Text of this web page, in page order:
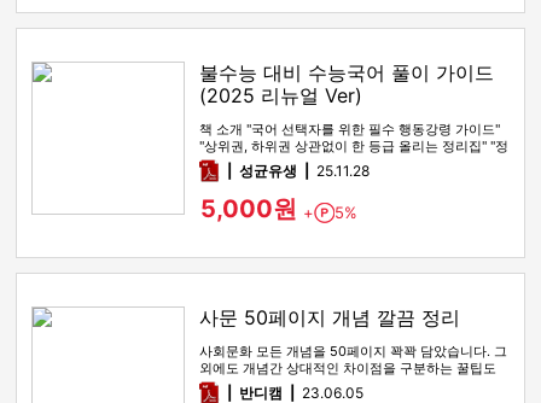
불수능 대비 수능국어 풀이 가이드
(2025 리뉴얼 Ver)
책 소개 "국어 선택자를 위한 필수 행동강령 가이드"
"상위권, 하위권 상관없이 한 등급 올리는 정리집" "정
시파이터 적극 …
pdf성균유생 25.11.28
5,000원 + Point
5%
사문 50페이지 개념 깔끔 정리
사회문화 모든 개념을 50페이지 꽉꽉 담았습니다. 그
외에도 개념간 상대적인 차이점을 구분하는 꿀팁도
함께 있습니다
pdf반디캠 23.06.05